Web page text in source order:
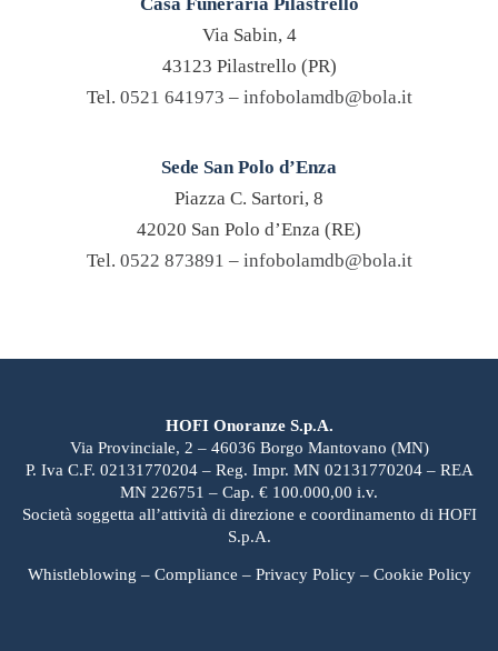
Via Sabin, 4
43123 Pilastrello (PR)
Tel. 0521 641973 – infobolamdb@bola.it
Sede San Polo d’Enza
Piazza C. Sartori, 8
42020 San Polo d’Enza (RE)
Tel. 0522 873891 – infobolamdb@bola.it
HOFI Onoranze S.p.A.
Via Provinciale, 2 – 46036 Borgo Mantovano (MN)
P. Iva C.F. 02131770204 – Reg. Impr. MN 02131770204 – REA
MN 226751 – Cap. € 100.000,00 i.v.
Società soggetta all’attività di direzione e coordinamento di HOFI
S.p.A.
Whistleblowing – Compliance – Privacy Policy– Cookie Policy